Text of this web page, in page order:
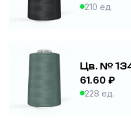
210 ед.
Цв. №
61.60 ₽
228 ед.